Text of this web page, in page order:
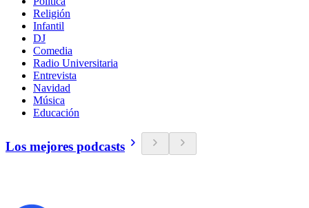
Religión
Infantil
DJ
Comedia
Radio Universitaria
Entrevista
Navidad
Música
Educación
Los mejores podcasts